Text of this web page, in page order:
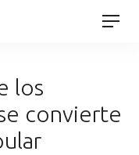
los
convierte